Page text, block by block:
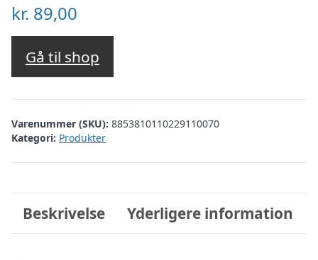
kr. 89,00
Gå til shop
Varenummer (SKU): 8853810110229110070
Kategori: Produkter
Beskrivelse Yderligere information